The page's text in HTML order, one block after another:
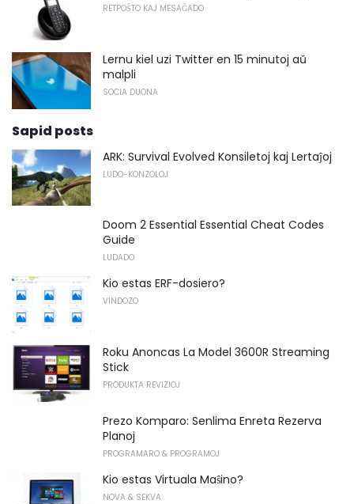
RETPOŜTO KAJ MESAĜADO
Lernu kiel uzi Twitter en 15 minutoj aŭ
malpli
SOCIA DUONA
Sapid posts
ARK: Survival Evolved Konsiletoj kaj Lertaĵoj
LUDO-KONZOLOJ
Doom 2 Essential Essential Cheat Codes
Guide
LUDADO
Kio estas ERF-dosiero?
VINDOZO
Roku Anoncas La Model 3600R Streaming
Stick
PRODUKTA REVIZIOJ
Prezo Komparo: Senlima Enreta Rezerva
Planoj
PROGRAMARO & PROGRAMOJ
Kio estas Virtuala Maŝino?
NOVA & SEKVA